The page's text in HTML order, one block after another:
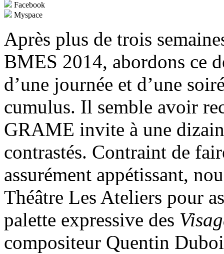
Facebook
Myspace
Après plus de trois
BMES 2014, abordons ce
d’une journée et d’une
cumulus. Il semble avoir
GRAME invite à une
contrastés. Contraint de
assurément appétissant,
Théâtre Les Ateliers pour
palette expressive des
compositeur Quentin